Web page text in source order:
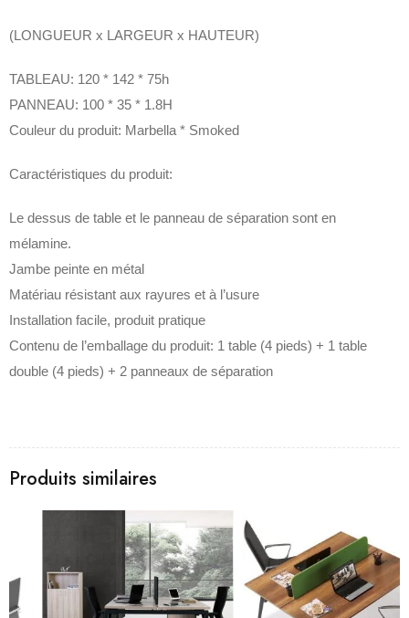
(LONGUEUR x LARGEUR x HAUTEUR)
TABLEAU: 120 * 142 * 75h
PANNEAU: 100 * 35 * 1.8H
Couleur du produit: Marbella * Smoked
Caractéristiques du produit:
Le dessus de table et le panneau de séparation sont en
mélamine.
Jambe peinte en métal
Matériau résistant aux rayures et à l’usure
Installation facile, produit pratique
Contenu de l’emballage du produit: 1 table (4 pieds) + 1 table
double (4 pieds) + 2 panneaux de séparation
Produits similaires